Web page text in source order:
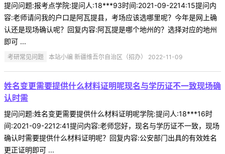
提问问题:报考点学院:提问人:18***93时间:2021-09-2214:15提问内
容:老师请问我的户口是阿瓦提县，考场应该选哪里呢？今年是网上确
认还是现场确认呢？回复内容:阿瓦提是哪个地州的？选择对应的地州
即可 ...
考研常见问题 本站小编 新疆维吾尔自治区（招办） 2022-11-09
姓名变更需要提供什么材料证明呢现名与学历证不一致现场确
认时需
提问问题:姓名变更需要提供什么材料证明呢学院:提问人:18***16时
间:2021-09-2212:41提问内容:老师您好，现名与学历证不一致，现场
确认时需要提供什么材料证明呢？回复内容:公安部门出具的有效姓名
更正证明即可 ...